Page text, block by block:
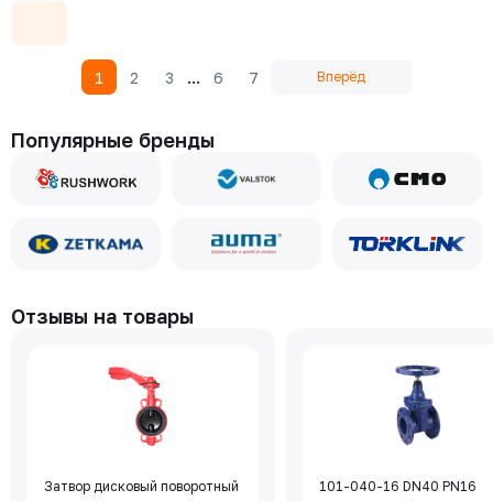
1 2 3 ... 6 7 Вперёд
Популярные бренды
Отзывы на товары
Затвор дисковый поворотный
101-040-16 DN40 PN16